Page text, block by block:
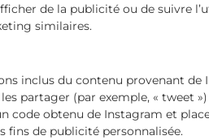
de la publicité ou de suivre
similaires.
inclus du contenu provenant
les partager (par exemple, « tweet
code obtenu de Instagram et
fins de publicité personnalisée.